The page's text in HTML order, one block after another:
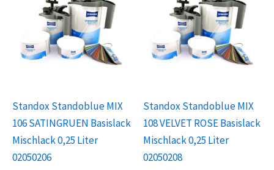
Standox Standoblue MIX
106 SATINGRUEN Basislack
Mischlack 0,25 Liter
02050206
Standox Standoblue MIX
108 VELVET ROSE Basislack
Mischlack 0,25 Liter
02050208